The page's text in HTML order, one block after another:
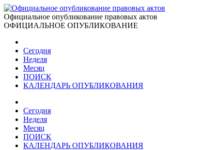
Официальное опубликование правовых актов
ОФИЦИАЛЬНОЕ ОПУБЛИКОВАНИЕ
Сегодня
Неделя
Месяц
ПОИСК
КАЛЕНДАРЬ ОПУБЛИКОВАНИЯ
Сегодня
Неделя
Месяц
ПОИСК
КАЛЕНДАРЬ ОПУБЛИКОВАНИЯ